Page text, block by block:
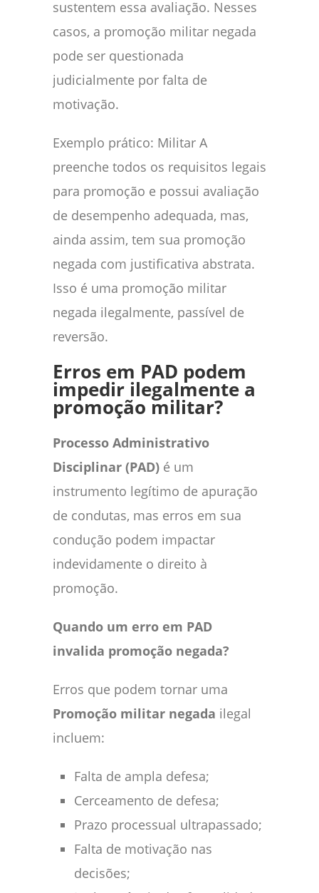
sustentem essa avaliação. Nesses
casos, a promoção militar negada
pode ser questionada
judicialmente por falta de
motivação.
Exemplo prático: Militar A
preenche todos os requisitos legais
para promoção e possui avaliação
de desempenho adequada, mas,
ainda assim, tem sua promoção
negada com justificativa abstrata.
Isso é uma promoção militar
negada ilegalmente, passível de
reversão.
Erros em PAD podem
impedir ilegalmente a
promoção militar?
Processo Administrativo
Disciplinar (PAD) é um
instrumento legítimo de apuração
de condutas, mas erros em sua
condução podem impactar
indevidamente o direito à
promoção.
Quando um erro em PAD
invalida promoção negada?
Erros que podem tornar uma
Promoção militar negada ilegal
incluem:
Falta de ampla defesa;
Cerceamento de defesa;
Prazo processual ultrapassado;
Falta de motivação nas
decisões;